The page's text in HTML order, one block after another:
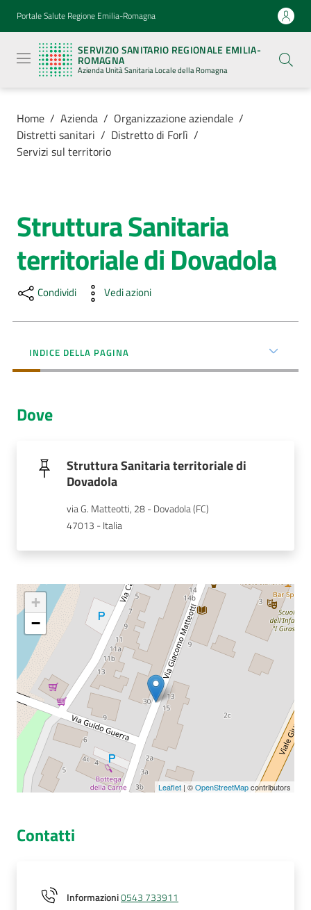
Vai al contenuto
Vai alla navigazione
Vai al footer
Portale Salute Regione Emilia-Romagna
SERVIZIO SANITARIO REGIONALE EMILIA-
ROMAGNA
Azienda Unità Sanitaria Locale della Romagna
Sanitario
Regionale
Emilia-
Romagna
Azienda
Sanitaria
Locale della
Romagna
Servizi
Luoghi
di
cura
Menu selezionato
Comunica
Carta
a...
Bandi
e
Concorsi
Seguici
su
Home / Azienda / Organizzazione aziendale /
Distretti sanitari / Distretto di Forlì /
Servizi sul territorio
Salta al contenuto
Struttura Sanitaria
territoriale di Dovadola
Condividi Vedi azioni
INDICE DELLA PAGINA
Dove
Struttura Sanitaria territoriale di
Dovadola
via G. Matteotti, 28 - Dovadola (FC)
47013 - Italia
+
−
Leaflet | ©OpenStreetMapcontributors
Contatti
Informazioni0543 733911